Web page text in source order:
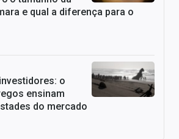
e qual a diferença para o
o
ensinam
do mercado